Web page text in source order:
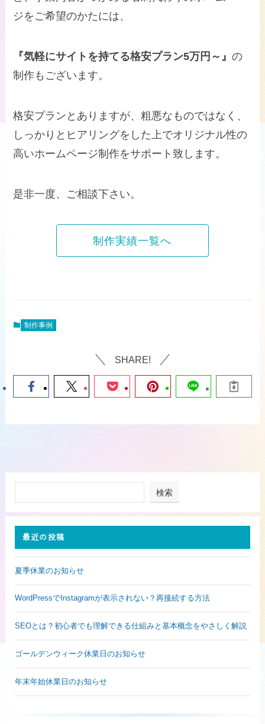
ジをご希望のかたには、
『気軽にサイトを持てる格安プラン5万円～』の
制作もございます。
格安プランとありますが、粗悪なものではなく、
しっかりとヒアリングをした上でオリジナル性の
高いホームページ制作をサポート致します。
是非一度、ご相談下さい。
制作実績一覧へ
制作事例
SHARE!
検索
最近の投稿
夏季休業のお知らせ
WordPressでInstagramが表示されない？再接続する方法
SEOとは？初心者でも理解できる仕組みと基本概念をやさしく解説
ゴールデンウィーク休業日のお知らせ
年末年始休業日のお知らせ